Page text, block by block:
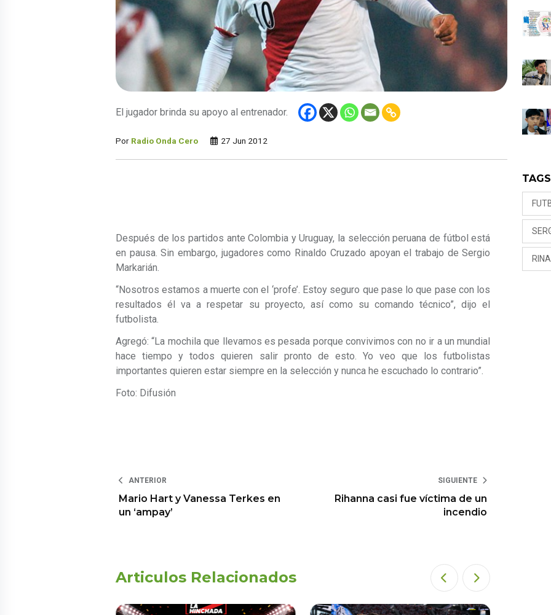
El jugador brinda su apoyo al entrenador.
Por Radio Onda Cero 27 Jun 2012
Después de los partidos ante Colombia y Uruguay, la selección peruana de fútbol está
en pausa. Sin embargo, jugadores como Rinaldo Cruzado apoyan el trabajo de Sergio
Markarián.
“Nosotros estamos a muerte con el ‘profe’. Estoy seguro que pase lo que pase con los
resultados él va a respetar su proyecto, así como su comando técnico”, dijo el
futbolista.
Agregó: “La mochila que llevamos es pesada porque convivimos con no ir a un mundial
hace tiempo y todos quieren salir pronto de esto. Yo veo que los futbolistas
importantes quieren estar siempre en la selección y nunca he escuchado lo contrario”.
Foto: Difusión
ANTERIOR
Mario Hart y Vanessa Terkes en
un ‘ampay’
SIGUIENTE
Rihanna casi fue víctima de un
incendio
Articulos Relacionados
TAGS